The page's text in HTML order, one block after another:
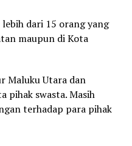
dari 15 orang yang
maupun di Kota
Maluku Utara dan
pihak swasta. Masih
terhadap para pihak